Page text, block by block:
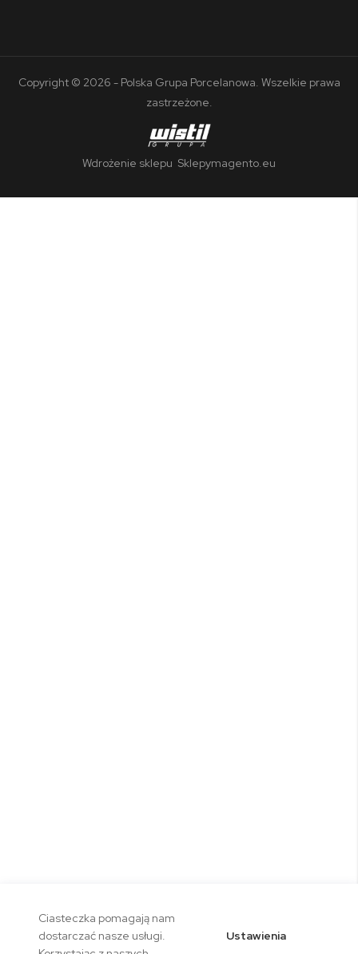
Copyright © 2026 - Polska Grupa Porcelanowa. Wszelkie prawa
zastrzeżone.
Wdrożenie sklepu Sklepymagento.eu
Ciasteczka pomagają nam
dostarczać nasze usługi.
Ustawienia